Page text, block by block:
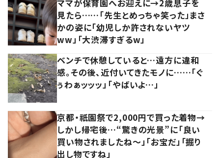
ママが保育園へお迎えに→2歳息子を
見たら……「先生とめっちゃ笑った」まさ
かの姿に「幼児しか許されないヤツ
ww」「大渋滞すぎるw」
ベンチで休憩していると…遠方に違和
感。その後、近付いてきたモノに……「ぐ
ぅわぁッッッ」「やばいよ…」
京都・祇園祭で2,000円で買った着物→
しかし帰宅後…“驚きの光景”に「良い
買い物されましたね～」「お宝だ」「掘り
出し物ですね」